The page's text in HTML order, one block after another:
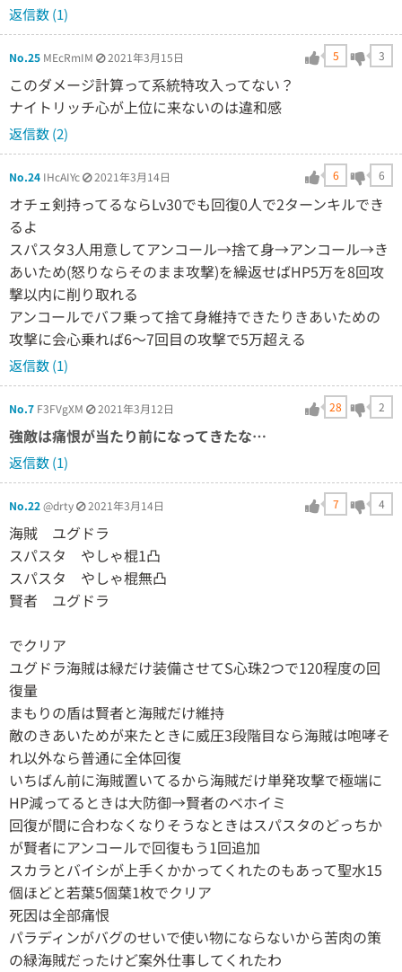
返信数 (1)
No.25 MEcRmIM 2021年3月15日 5 3
このダメージ計算って系統特攻入ってない？
ナイトリッチ心が上位に来ないのは違和感
返信数 (2)
No.24 IHcAIYc 2021年3月14日 6 6
オチェ剣持ってるならLv30でも回復0人で2ターンキルでき
るよ
スパスタ3人用意してアンコール→捨て身→アンコール→き
あいため(怒りならそのまま攻撃)を繰返せばHP5万を8回攻
撃以内に削り取れる
アンコールでバフ乗って捨て身維持できたりきあいための
攻撃に会心乗れば6〜7回目の攻撃で5万超える
返信数 (1)
No.7 F3FVgXM 2021年3月12日 28 2
強敵は痛恨が当たり前になってきたな…
返信数 (1)
No.22@drty 2021年3月14日 7 4
海賊 ユグドラ
スパスタ やしゃ棍1凸
スパスタ やしゃ棍無凸
賢者 ユグドラ
でクリア
ユグドラ海賊は緑だけ装備させてS心珠2つで120程度の回
復量
まもりの盾は賢者と海賊だけ維持
敵のきあいためが来たときに威圧3段階目なら海賊は咆哮そ
れ以外なら普通に全体回復
いちばん前に海賊置いてるから海賊だけ単発攻撃で極端に
HP減ってるときは大防御→賢者のベホイミ
回復が間に合わなくなりそうなときはスパスタのどっちか
が賢者にアンコールで回復もう1回追加
スカラとバイシが上手くかかってくれたのもあって聖水15
個ほどと若葉5個葉1枚でクリア
死因は全部痛恨
パラディンがバグのせいで使い物にならないから苦肉の策
の緑海賊だったけど案外仕事してくれたわ